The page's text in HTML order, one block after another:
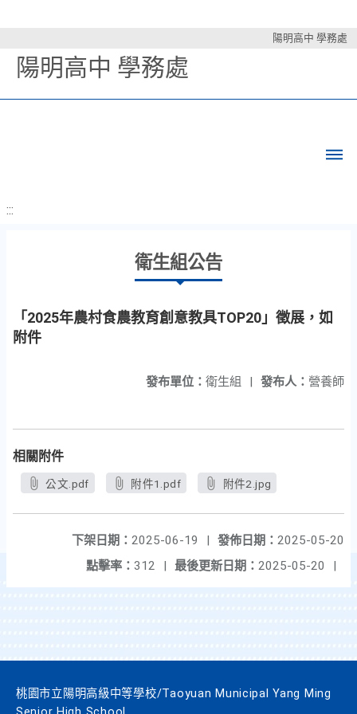
陽明高中 學務處
陽明高中 學務處
:::
衛生組公告
「2025年農村食農教育創意教具TOP20」徵展，如
附件
發布人： 營養師
發布單位： 衛生組 |
相關附件
公文.pdf 附件1.pdf 附件2.jpg
發佈日期： 2025-05-20
下架日期： 2025-06-19
|
最後更新日期： 2025-05-20 |
點擊率： 312 |
桃園市立陽明高級中等學校/Taoyuan Municipal Yang Ming